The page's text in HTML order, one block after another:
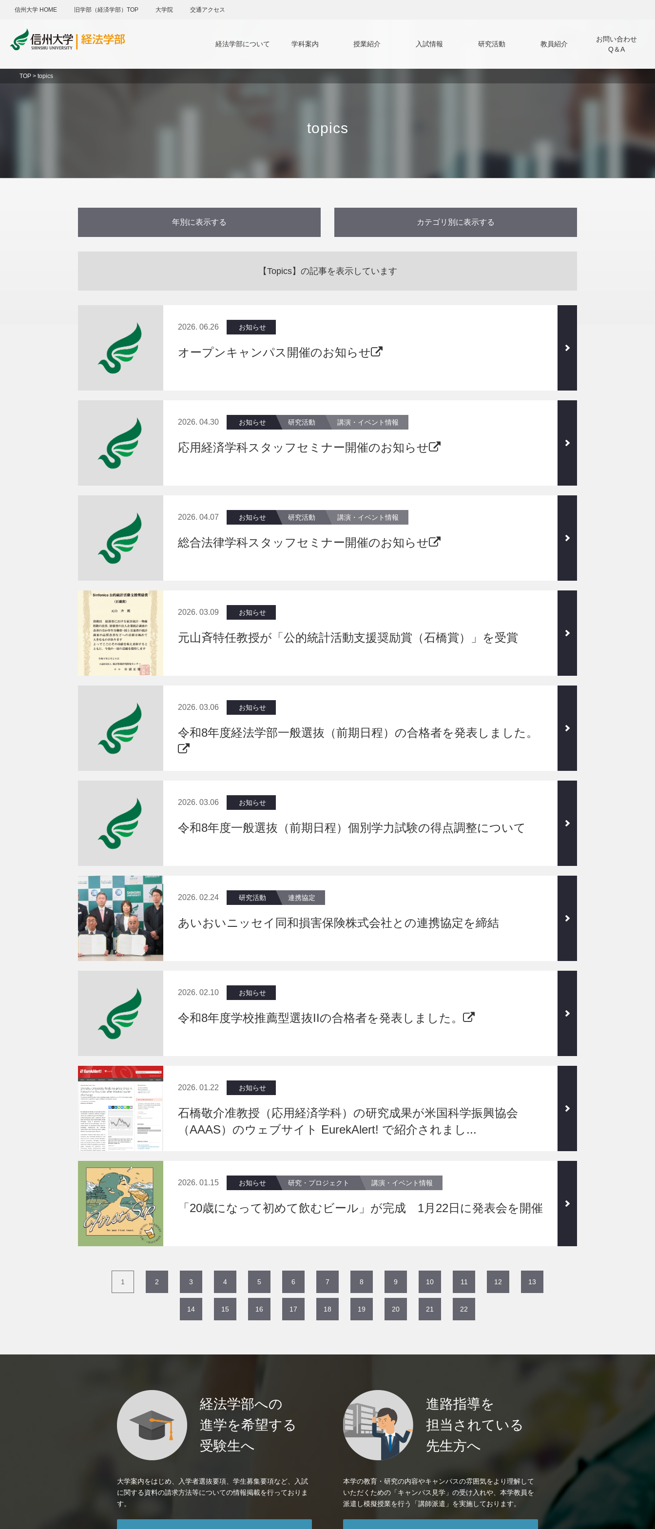
信州大学 HOME 旧学部（経済学部）TOP 大学院 交通アクセス
経法学部について
学部長挨拶 ティプロマポリシー 沿革 国際交流
学科案内 授業紹介 入試情報
アドミッションポリシー 一般選抜 学校推薦型選抜 第2年次編入試 私費外国人留学生選抜 入試結果の情報開示
研究活動 教員紹介
応用経済学科 教員 総合法律学科 教員
お問い合わせ
Q＆A
メールでのお問い合わせ 証明書等の交付について よくあるご質問（Q＆A）
TOP > topics
topics
年別に表示する
2026年 (10)
2025年 (17)
2024年 (15)
2023年 (14)
2022年 (18)
2021年 (25)
2020年 (22)
2019年 (20)
2018年 (26)
2017年 (24)
2016年 (22)
2015年 (3)
カテゴリ別に表示する
全て
お知らせ
研究活動
講演・イベント情報
【Topics】の記事を表示しています
2026. 06.26 お知らせ
オープンキャンパス開催のお知らせ
2026. 04.30 お知らせ 研究活動 講演・イベント情報
応用経済学科スタッフセミナー開催のお知らせ
2026. 04.07 お知らせ 研究活動 講演・イベント情報
総合法律学科スタッフセミナー開催のお知らせ
2026. 03.09 お知らせ
元山斉特任教授が「公的統計活動支援奨励賞（石橋賞）」を受賞
2026. 03.06 お知らせ
令和8年度経法学部一般選抜（前期日程）の合格者を発表しました。
2026. 03.06 お知らせ
令和8年度一般選抜（前期日程）個別学力試験の得点調整について
2026. 02.24 研究活動 連携協定
あいおいニッセイ同和損害保険株式会社との連携協定を締結
2026. 02.10 お知らせ
令和8年度学校推薦型選抜IIの合格者を発表しました。
2026. 01.22 お知らせ
石橋敬介准教授（応用経済学科）の研究成果が米国科学振興協会
（AAAS）のウェブサイト EurekAlert! で紹介されまし...
2026. 01.15 お知らせ 研究・プロジェクト 講演・イベント情報
「20歳になって初めて飲むビール」が完成 1月22日に発表会を開催
1 2 3 4 5 6 7 8 9 10 11 12 13
14 15 16 17 18 19 20 21 22
経法学部への
進学を希望する
受験生へ
大学案内をはじめ、入学者選抜要項、学生募集要項など、入試
に関する資料の請求方法等についての情報掲載を行っておりま
す。
進路指導を
担当されている
先生方へ
本学の教育・研究の内容やキャンパスの雰囲気をより理解して
いただくための「キャンパス見学」の受け入れや、本学教員を
派遣し模擬授業を行う「講師派遣」を実施しております。